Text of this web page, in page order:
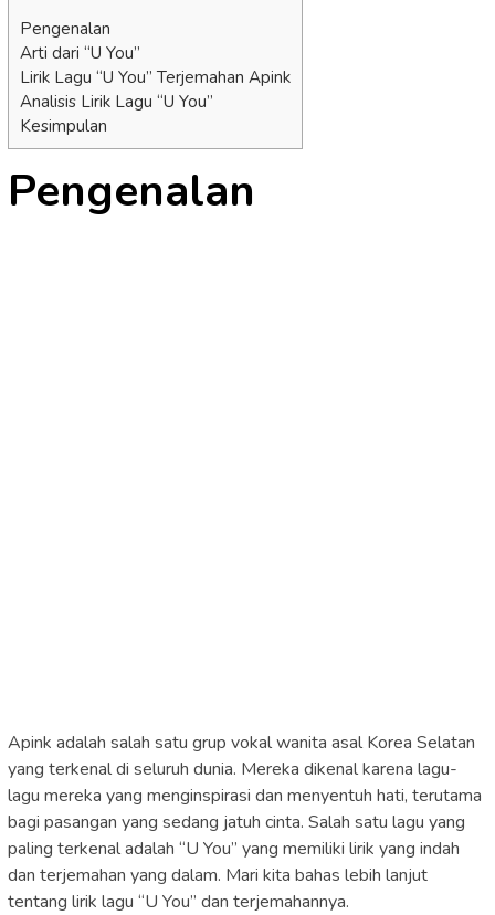
Pengenalan
Arti dari “U You”
Lirik Lagu “U You” Terjemahan Apink
Analisis Lirik Lagu “U You”
Kesimpulan
Pengenalan
Apink adalah salah satu grup vokal wanita asal Korea Selatan
yang terkenal di seluruh dunia. Mereka dikenal karena lagu-
lagu mereka yang menginspirasi dan menyentuh hati, terutama
bagi pasangan yang sedang jatuh cinta. Salah satu lagu yang
paling terkenal adalah “U You” yang memiliki lirik yang indah
dan terjemahan yang dalam. Mari kita bahas lebih lanjut
tentang lirik lagu “U You” dan terjemahannya.